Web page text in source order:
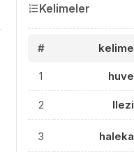
Kelimeler
# kelime
1 huve
2 llezi
3 haleka